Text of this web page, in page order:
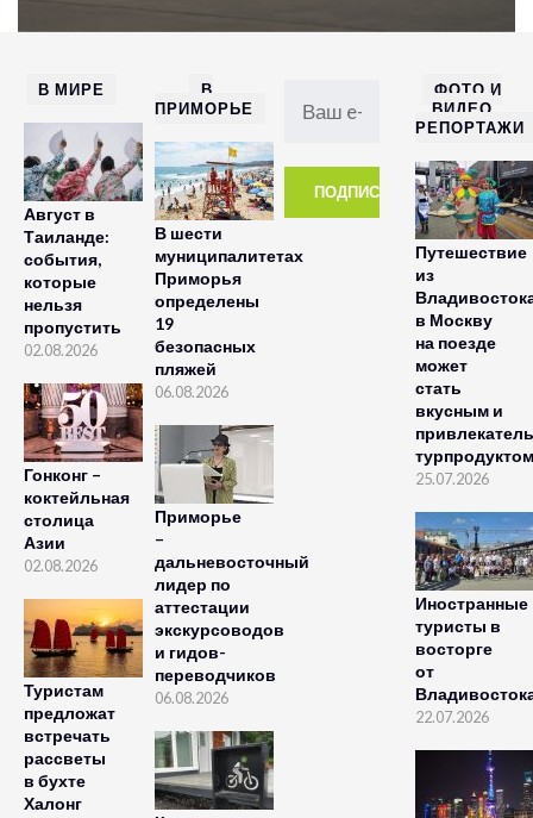
В МИРЕ
Август в
Таиланде:
события,
которые
нельзя
пропустить
02.08.2026
Гонконг –
коктейльная
столица
Азии
02.08.2026
Туристам
предложат
встречать
рассветы
в бухте
Халонг
В
ПРИМОРЬЕ
В шести
муниципалитетах
Приморья
определены
19
безопасных
пляжей
06.08.2026
Приморье
–
дальневосточный
лидер по
аттестации
экскурсоводов
и гидов-
переводчиков
06.08.2026
ФОТО И
ВИДЕО
РЕПОРТАЖИ
Путешествие
из
в Москву
на поезде
может
стать
вкусным и
турпродуктом
25.07.2026
Иностранные
туристы в
восторге
от
22.07.2026